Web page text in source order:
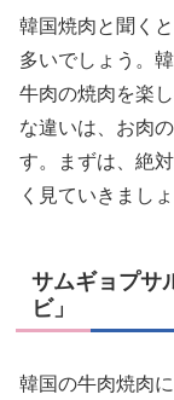
韓国焼肉と聞く
多いでしょう。
牛肉の焼肉を楽
な違いは、お肉
す。まずは、絶
く見ていきましょ
サムギョプサ
ビ」
韓国の牛肉焼肉